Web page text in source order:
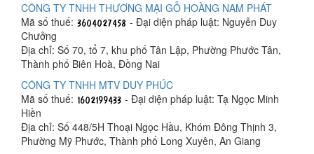
CÔNG TY TNHH THƯƠNG MẠI GỖ HOÀNG NAM PHÁT
Mã số thuế:
- Đại diện pháp luật: Nguyễn Duy
Chưởng
Địa chỉ: Số 70, tổ 7, khu phố Tân Lập, Phường Phước Tân,
Thành phố Biên Hoà, Đồng Nai
CÔNG TY TNHH MTV DUY PHÚC
Mã số thuế:
- Đại diện pháp luật: Tạ Ngọc Minh
Hiền
Địa chỉ: Số 448/5H Thoại Ngọc Hầu, Khóm Đông Thịnh 3,
Phường Mỹ Phước, Thành phố Long Xuyên, An Giang